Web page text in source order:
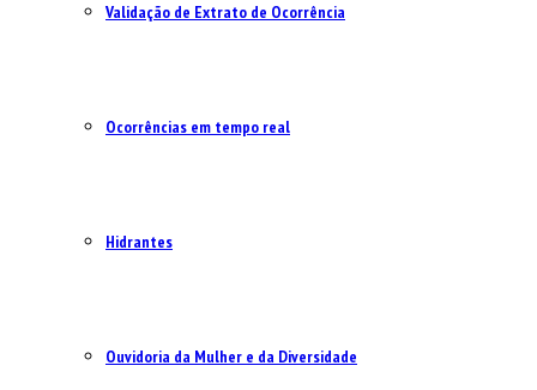
Validação de Extrato de Ocorrência
Ocorrências em tempo real
Hidrantes
Ouvidoria da Mulher e da Diversidade